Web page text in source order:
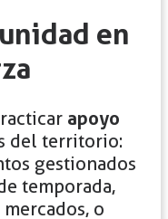
en
apoyo
del territorio:
gestionados
temporada,
o